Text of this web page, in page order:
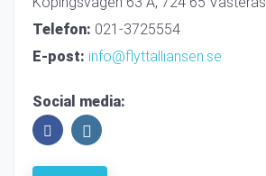
Telefon: 021-3725554
E-post: info@flyttalliansen.se
Social media: